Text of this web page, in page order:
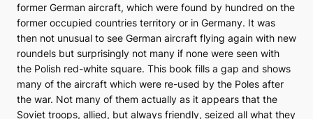
former German aircraft, which were found by hundred on the
former occupied countries territory or in Germany. It was
then not unusual to see German aircraft flying again with new
roundels but surprisingly not many if none were seen with
the Polish red-white square. This book fills a gap and shows
many of the aircraft which were re-used by the Poles after
the war. Not many of them actually as it appears that the
Soviet troops, allied, but always friendly, seized all what they